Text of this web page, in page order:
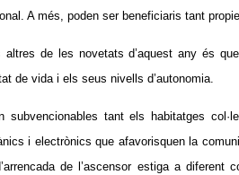
A més, poden ser beneficiaris tant
altres de les novetats d’aquest any és
de vida i els seus nivells d’autonomia.
subvencionables tant els habitatges
i electrònics que afavorisquen la
de l’ascensor estiga a